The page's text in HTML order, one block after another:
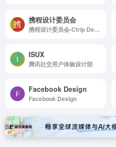
携程设计委员会
携程设计委员会-Ctrip Design Committee
ISUX
腾讯社交用户体验设计部
Facebook Design
Facebook Design